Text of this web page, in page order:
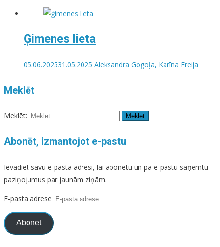
Ģimenes lieta
05.06.202531.05.2025 Aleksandra Gogoļa, Karīna Freija
Meklēt
Meklēt:
Abonēt, izmantojot e-pastu
Ievadiet savu e-pasta adresi, lai abonētu un pa e-pastu saņemtu
paziņojumus par jaunām ziņām.
E-pasta adrese
Abonēt